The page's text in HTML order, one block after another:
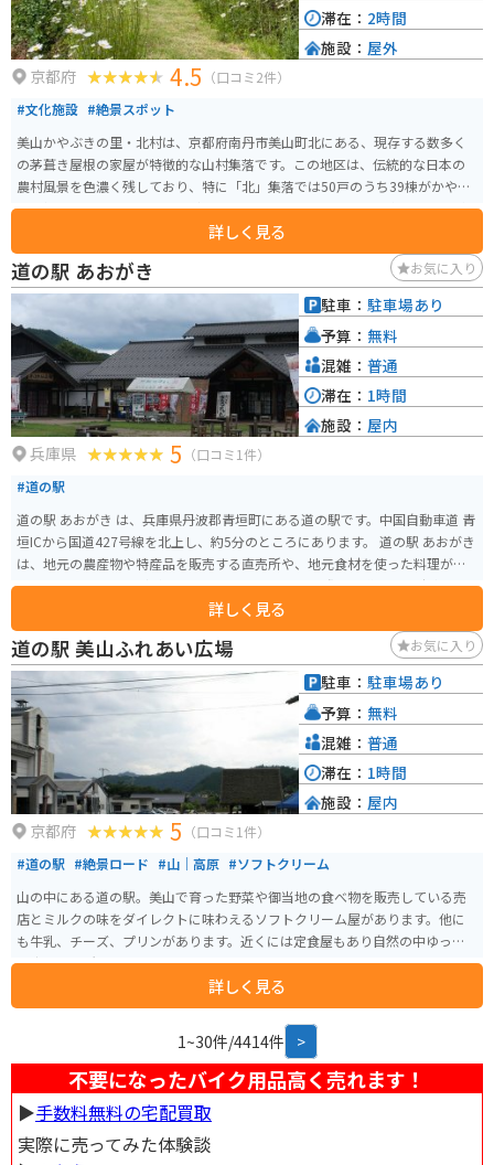
京都府 4.5 （口コミ2件）
#文化施設 #絶景スポット
美山かやぶきの里・北村は、京都府南丹市美山町北にある、現存する数多く
の茅葺き屋根の家屋が特徴的な山村集落です。この地区は、伝統的な日本の
農村風景を色濃く残しており、特に「北」集落では50戸のうち39棟がかやぶ
き屋根で覆われています。のどかな田園風景と歴史的な建築を楽しむことが
できる貴重な場所で、日常を離れた癒しを与えてくれます。 また、かやぶき
の里は京都府の重要伝統的建造物群保存地区に指定されており、その保存状
態の良さから多くの観光客が訪れる人気スポットです。四季折々の自然美と
共に、日本の伝統的な生活文化を感じることができます。
詳しく見る
滞在： 2時間
施設： 屋外
道の駅 あおがき お気に入り
兵庫県 5 （口コミ1件）
#道の駅
道の駅 あおがき は、兵庫県丹波郡青垣町にある道の駅です。中国自動車道 青
垣ICから国道427号線を北上し、約5分のところにあります。 道の駅 あおがき
は、地元の農産物や特産品を販売する直売所や、地元食材を使った料理が楽
しめるレストランなどがあります。 バイクで訪れる際は、道の駅の駐車場に
バイク専用の駐輪スペースがあります。また、道の駅 あおがき は、ツーリン
グの休憩場所としてもおすすめです。周辺には、青垣いきものふれあいの里
や、丹波竜化石工房など、観光スポットも充実しています。 道の駅 あおがき
で人気のおすすめ商品は、地元産の新鮮な野菜や果物です。特に、丹波栗や
黒豆を使ったお菓子は人気のお土産です。
詳しく見る
駐車： 駐車場あり
予算： 無料
混雑： 普通
滞在： 1時間
施設： 屋内
道の駅 美山ふれあい広場 お気に入り
京都府 5 （口コミ1件）
#道の駅 #絶景ロード #山｜高原 #ソフトクリーム
山の中にある道の駅。美山で育った野菜や御当地の食べ物を販売している売
店とミルクの味をダイレクトに味わえるソフトクリーム屋があります。他に
も牛乳、チーズ、プリンがあります。近くには定食屋もあり自然の中ゆっく
り出来る場所です。
詳しく見る
駐車： 駐車場あり
予算： 無料
混雑： 普通
滞在： 1時間
施設： 屋内
1~30件/4414件 >
不要になったバイク用品高く売れます！
▶︎手数料無料の宅配買取
実際に売ってみた体験談